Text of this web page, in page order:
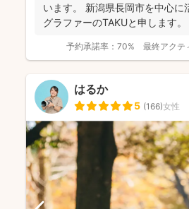
います。 新潟県長岡市を中心に
グラファーのTAKUと申します
予約承諾率： 70% 最終アクテ
はるか
5 (166)女性